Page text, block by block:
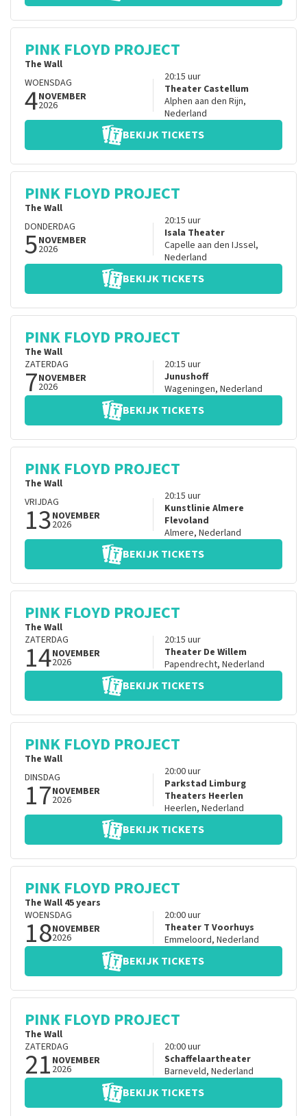
PINK FLOYD PROJECT
The Wall
WOENSDAG
4NOVEMBER
2026
20:15 uur
Theater Castellum
Alphen aan den Rijn,
Nederland
BEKIJK TICKETS
PINK FLOYD PROJECT
The Wall
DONDERDAG
5NOVEMBER
2026
20:15 uur
Isala Theater
Capelle aan den IJssel,
Nederland
BEKIJK TICKETS
PINK FLOYD PROJECT
The Wall
ZATERDAG
7NOVEMBER
2026
20:15 uur
Junushoff
Wageningen, Nederland
BEKIJK TICKETS
PINK FLOYD PROJECT
The Wall
VRIJDAG
13NOVEMBER
2026
20:15 uur
Kunstlinie Almere
Flevoland
Almere, Nederland
BEKIJK TICKETS
PINK FLOYD PROJECT
The Wall
ZATERDAG
14NOVEMBER
2026
20:15 uur
Theater De Willem
Papendrecht, Nederland
BEKIJK TICKETS
PINK FLOYD PROJECT
The Wall
DINSDAG
17NOVEMBER
2026
20:00uur
Parkstad Limburg
Theaters Heerlen
Heerlen, Nederland
BEKIJK TICKETS
PINK FLOYD PROJECT
The Wall 45 years
WOENSDAG
18NOVEMBER
2026
20:00uur
Theater T Voorhuys
Emmeloord, Nederland
BEKIJK TICKETS
PINK FLOYD PROJECT
The Wall
ZATERDAG
21 NOVEMBER
2026
20:00uur
Schaffelaartheater
Barneveld, Nederland
BEKIJK TICKETS